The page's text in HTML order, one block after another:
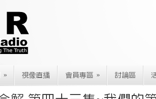
» 視像直播 會員專區 » 討論區